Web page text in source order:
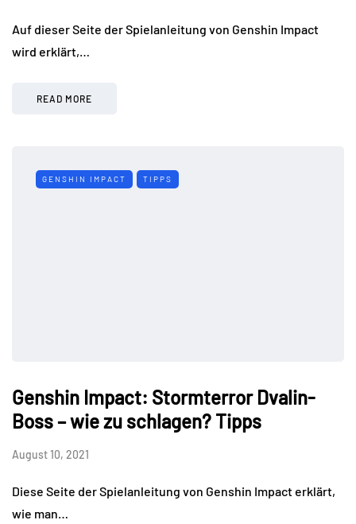
Auf dieser Seite der Spielanleitung von Genshin Impact
wird erklärt,…
READ MORE
GENSHIN IMPACT TIPPS
Genshin Impact: Stormterror Dvalin-
Boss – wie zu schlagen? Tipps
August 10, 2021
Diese Seite der Spielanleitung von Genshin Impact erklärt,
wie man…